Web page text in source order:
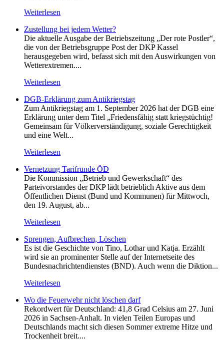
Weiterlesen
Zustellung bei jedem Wetter?
Die aktuelle Ausgabe der Betriebszeitung „Der rote Postler“,
die von der Betriebsgruppe Post der DKP Kassel
herausgegeben wird, befasst sich mit den Auswirkungen von
Wetterextremen....
Weiterlesen
DGB-Erklärung zum Antikriegstag
Zum Antikriegstag am 1. September 2026 hat der DGB eine
Erklärung unter dem Titel „Friedensfähig statt kriegstüchtig!
Gemeinsam für Völkerverständigung, soziale Gerechtigkeit
und eine Welt...
Weiterlesen
Vernetzung Tarifrunde ÖD
Die Kommission „Betrieb und Gewerkschaft“ des
Parteivorstandes der DKP lädt betrieblich Aktive aus dem
Öffentlichen Dienst (Bund und Kommunen) für Mittwoch,
den 19. August, ab...
Weiterlesen
Sprengen, Aufbrechen, Löschen
Es ist die Geschichte von Tino, Lothar und Katja. Erzählt
wird sie an prominenter Stelle auf der Internetseite des
Bundesnachrichtendienstes (BND). Auch wenn die Diktion...
Weiterlesen
Wo die Feuerwehr nicht löschen darf
Rekordwert für Deutschland: 41,8 Grad Celsius am 27. Juni
2026 in Sachsen-Anhalt. In vielen Teilen Europas und
Deutschlands macht sich diesen Sommer extreme Hitze und
Trockenheit breit....